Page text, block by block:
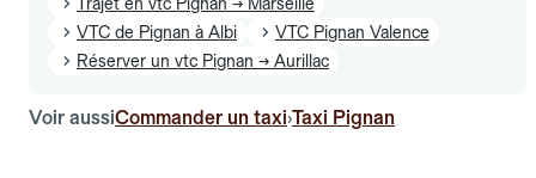
VTC de Pignan à Albi
VTC Pignan Valence
Réserver un vtc Pignan → Aurillac
Voir aussiCommander un taxi›Taxi Pignan